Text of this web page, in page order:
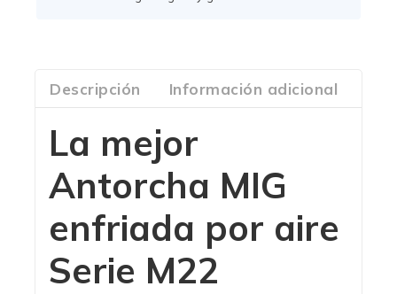
Descripción Información adicional
La mejor
Antorcha MIG
enfriada por aire
Serie M22